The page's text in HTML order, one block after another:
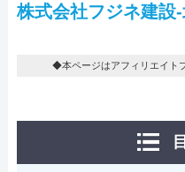
株式会社フジネ建設
◆本ページはアフィリエイト